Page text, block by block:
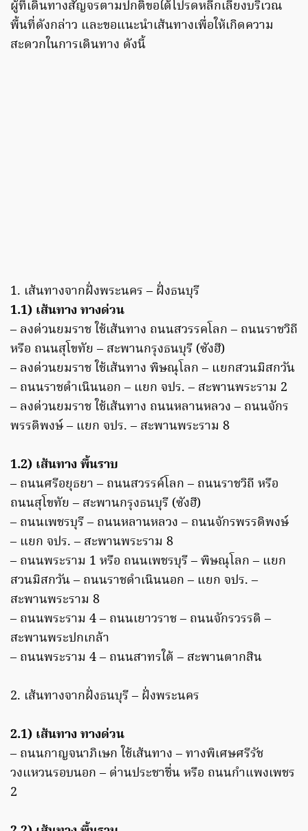
ผู้ที่เดินทางสัญจรตามปกติขอได้โปรดหลีกเลี่ยงบริเวณ
พื้นที่ดังกล่าว และขอแนะนําเส้นทางเพื่อให้เกิดความ
สะดวกในการเดินทาง ดังนี้
1. เส้นทางจากฝั่งพระนคร – ฝั่งธนบุรี
1.1) เส้นทาง ทางด่วน
– ลงด่วนยมราช ใช้เส้นทาง ถนนสวรรคโลก – ถนนราชวิถี
หรือ ถนนสุโขทัย – สะพานกรุงธนบุรี (ซังฮี)
– ลงด่วนยมราช ใช้เส้นทาง พิษณุโลก – แยกสวนมิสกวัน
– ถนนราชดําเนินนอก – แยก จปร. – สะพานพระราม 2
– ลงด่วนยมราช ใช้เส้นทาง ถนนหลานหลวง – ถนนจักร
พรรดิพงษ์ – แยก จปร. – สะพานพระราม 8
1.2) เส้นทาง พื้นราบ
– ถนนศรีอยุธยา – ถนนสวรรค์โลก – ถนนราชวิถี หรือ
ถนนสุโขทัย – สะพานกรุงธนบุรี (ซังฮี)
– ถนนเพชรบุรี – ถนนหลานหลวง – ถนนจักรพรรดิพงษ์
– แยก จปร. – สะพานพระราม 8
– ถนนพระราม 1 หรือ ถนนเพชรบุรี – พิษณุโลก – แยก
สวนมิสกวัน – ถนนราชดําเนินนอก – แยก จปร. –
สะพานพระราม 8
– ถนนพระราม 4 – ถนนเยาวราช – ถนนจักรวรรดิ –
สะพานพระปกเกล้า
– ถนนพระราม 4 – ถนนสาทรใต้ – สะพานตากสิน
2. เส้นทางจากฝั่งธนบุรี – ฝั่งพระนคร
2.1) เส้นทาง ทางด่วน
– ถนนกาญจนาภิเษก ใช้เส้นทาง – ทางพิเศษศรีรัช
วงแหวนรอบนอก – ด่านประชาชื่น หรือ ถนนกําแพงเพชร
2